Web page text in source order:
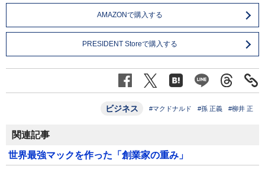
AMAZONで購入する
PRESIDENT Storeで購入する
ビジネス #マクドナルド #孫 正義 #柳井 正
関連記事
世界最強マックを作った「創業家の重み」